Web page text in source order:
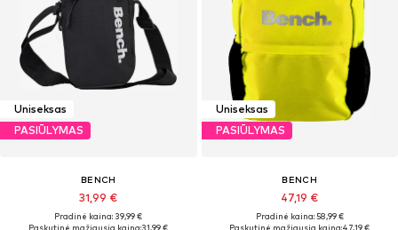
Uniseksas
PASIŪLYMAS
BENCH
31,99 €
Pradinė kaina: 39,99 €
Paskutinė mažiausia kaina:31,99 €
Uniseksas
PASIŪLYMAS
BENCH
47,19 €
Pradinė kaina: 58,99 €
Paskutinė mažiausia kaina:47,19 €